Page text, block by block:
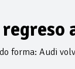
forma: Audi